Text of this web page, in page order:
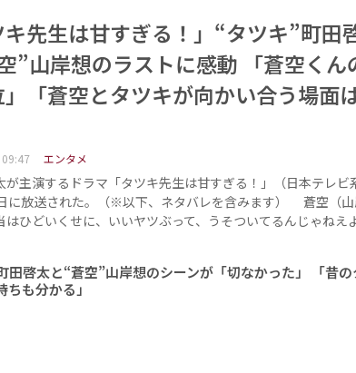
キ先生は甘すぎる！」“タツキ”町田
”山岸想のラストに感動 「蒼空くん
」「蒼空とタツキが向かい合う場面
エンタメ
主演するドラマ「タツキ先生は甘すぎる！」（日本テレビ
に放送された。（※以下、ネタバレを含みます） 蒼空（
はひどいくせに、いいヤツぶって、うそついてるんじゃね
田啓太と“蒼空”山岸想のシーンが「切なかった」 「昔
も分かる」